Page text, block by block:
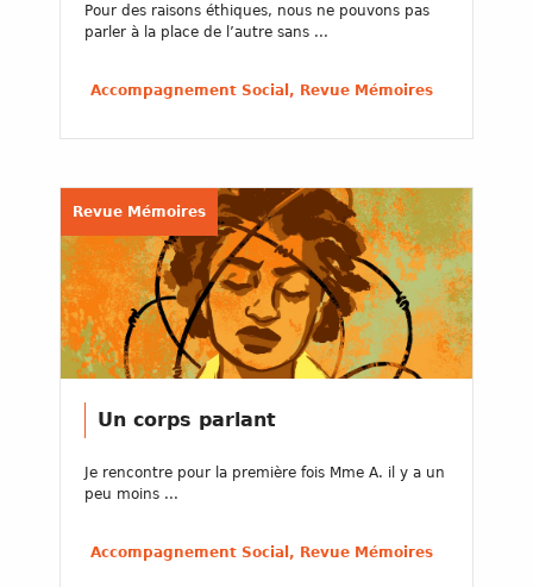
Pour des raisons éthiques, nous ne pouvons pas
parler à la place de l’autre sans ...
Accompagnement Social, Revue Mémoires
Revue Mémoires
Un corps parlant
Je rencontre pour la première fois Mme A. il y a un
peu moins ...
Accompagnement Social, Revue Mémoires